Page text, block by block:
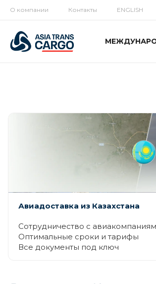
О компании Контакты ENGLISH
Авиадоставка из Казахстана
Сотрудничество с
Оптимальные сроки и тарифы
Все документы под ключ